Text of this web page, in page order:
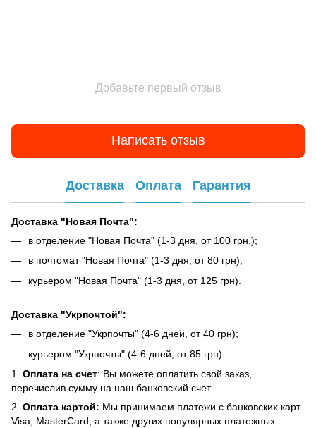
Добавьте первый отзыв
Написать отзыв
Доставка Оплата Гарантия
Доставка "Новая Почта":
в отделение "Новая Почта" (1-3 дня, от 100 грн.);
в почтомат "Новая Почта" (1-3 дня, от 80 грн);
курьером "Новая Почта" (1-3 дня, от 125 грн).
Доставка "Укрпочтой":
в отделение "Укрпочты" (4-6 дней, от 40 грн);
курьером "Укрпочты" (4-6 дней, от 85 грн).
1. Оплата на счет: Вы можете оплатить свой заказ,
перечислив сумму на наш банковский счет.
2. Оплата картой: Мы принимаем платежи с банковских карт
Visa, MasterCard, а также других популярных платежных